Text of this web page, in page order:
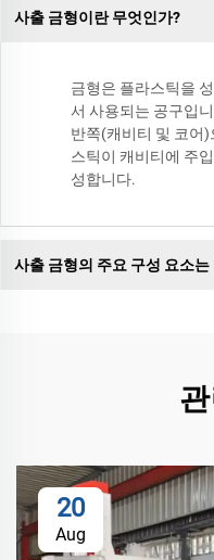
사출 금형이란 무엇인가?
금형은 플라스틱을
서 사용되는 공구입
반쪽(캐비티 및 코어
스틱이 캐비티에 주
성합니다.
사출 금형의 주요 구성 요소는
20
Aug